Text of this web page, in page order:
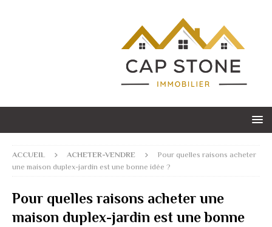
ACCUEIL ACHETER-VENDRE
Pour quelles raisons acheter
une maison duplex-jardin est une bonne idée ?
Pour quelles raisons acheter une
maison duplex-jardin est une bonne